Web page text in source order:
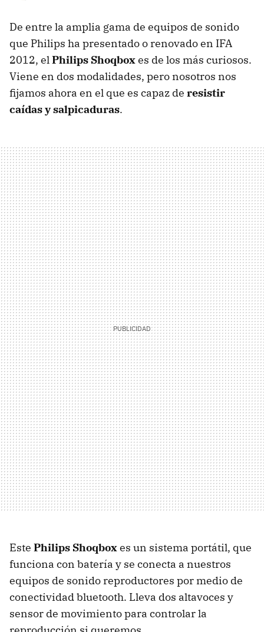
De entre la amplia gama de equipos de sonido
que Philips ha presentado o renovado en IFA
2012, elPhilips Shoqboxes de los más curiosos.
Viene en dos modalidades, pero nosotros nos
fijamos ahora en el que es capaz de resistir
caídas y salpicaduras.
Este Philips Shoqboxes un sistema portátil, que
funciona con batería y se conecta a nuestros
equipos de sonido reproductores por medio de
conectividad bluetooth. Lleva dos altavoces y
sensor de movimiento para controlar la